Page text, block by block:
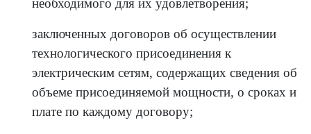
необходимого для их удовлетворения;
заключенных договоров об осуществлении
технологического присоединения к
электрическим сетям, содержащих сведения об
объеме присоединяемой мощности, о сроках и
плате по каждому договору;